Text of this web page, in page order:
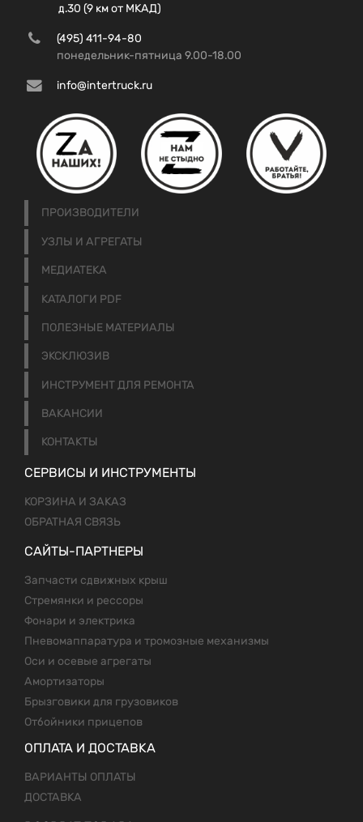
д.30 (9 км от МКАД)
(495) 411-94-80
понедельник-пятница 9.00-18.00
info@intertruck.ru
ПРОИЗВОДИТЕЛИ
УЗЛЫ И АГРЕГАТЫ
МЕДИАТЕКА
КАТАЛОГИ PDF
ПОЛЕЗНЫЕ МАТЕРИАЛЫ
ЭКСКЛЮЗИВ
ИНСТРУМЕНТ ДЛЯ РЕМОНТА
ВАКАНСИИ
КОНТАКТЫ
СЕРВИСЫ И ИНСТРУМЕНТЫ
КОРЗИНА И ЗАКАЗ
ОБРАТНАЯ СВЯЗЬ
САЙТЫ-ПАРТНЕРЫ
Запчасти сдвижных крыш
Стремянки и рессоры
Фонари и электрика
Пневомаппаратура и тромозные механизмы
Оси и осевые агрегаты
Амортизаторы
Брызговики для грузовиков
Отбойники прицепов
ОПЛАТА И ДОСТАВКА
ВАРИАНТЫ ОПЛАТЫ
ДОСТАВКА